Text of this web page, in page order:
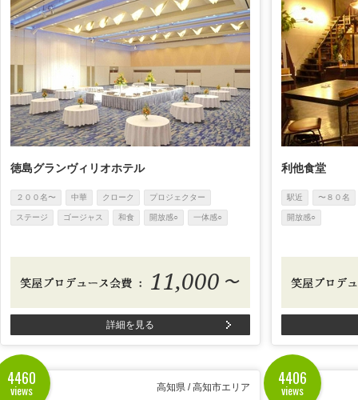
徳島グランヴィリオホテル
２００名〜 中華 クローク プロジェクター
ステージ ゴージャス 和食 開放感○ 一体感○
11,000 〜
詳細を見る
利他食堂
駅近 〜８０名
開放感○
高知県 / 高知市エリア
4460
views
4406
views